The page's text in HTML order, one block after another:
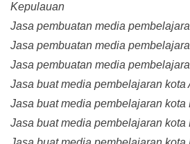
Kepulauan
Jasa pembuatan media
Jasa pembuatan media
Jasa pembuatan media
Jasa buat media pembelajaran kota
Jasa buat media pembelajaran kota
Jasa buat media pembelajaran kota